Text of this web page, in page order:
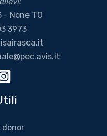
- None TO
3973
donor